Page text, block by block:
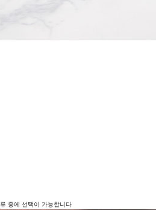
중에 선택이 가능합니다